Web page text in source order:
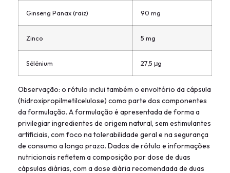
Ginseng Panax (raiz) 90 mg
Zinco 5 mg
Sélénium 27,5 μg
Observação: o rótulo inclui também o envoltório da cápsula
(hidroxipropilmetilcelulose) como parte dos componentes
da formulação. A formulação é apresentada de forma a
privilegiar ingredientes de origem natural, sem estimulantes
artificiais, com foco na tolerabilidade geral e na segurança
de consumo a longo prazo. Dados de rótulo e informações
nutricionais refletem a composição por dose de duas
cápsulas diárias, com a dose diária recomendada de duas